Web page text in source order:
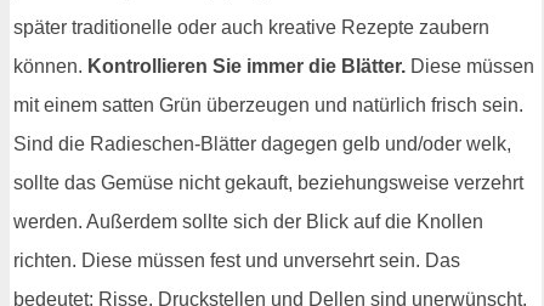
später traditionelle oder auch kreative Rezepte zaubern
können. Kontrollieren Sie immer die Blätter. Diese müssen
mit einem satten Grün überzeugen und natürlich frisch sein.
Sind die Radieschen-Blätter dagegen gelb und/oder welk,
sollte das Gemüse nicht gekauft, beziehungsweise verzehrt
werden. Außerdem sollte sich der Blick auf die Knollen
richten. Diese müssen fest und unversehrt sein. Das
bedeutet: Risse, Druckstellen und Dellen sind unerwünscht.